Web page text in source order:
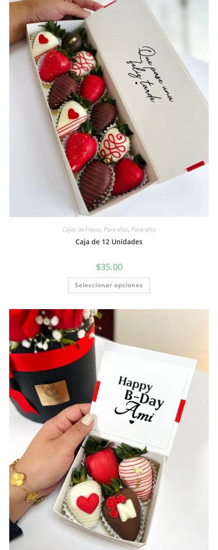
Cajas de Fresas, Para ellas, Para ellos
Caja de 12 Unidades
$35.00
Seleccionar opciones